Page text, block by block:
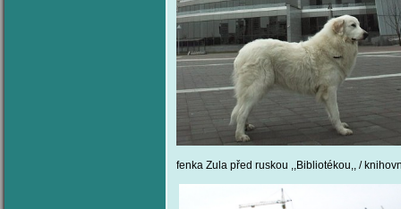
fenka Zula před ruskou ,,Bibliotékou,, /